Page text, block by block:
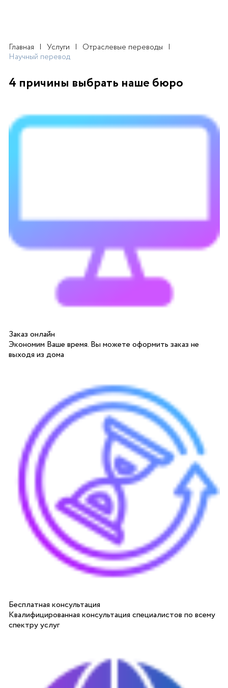
Главная Услуги
Отраслевые переводы
Научный перевод
4 причины выбрать наше бюро
Заказ онлайн
Экономим Ваше время. Вы можете оформить заказ не
выходя из дома
Бесплатная консультация
Квалифицированная консультация специалистов по всему
спектру услуг